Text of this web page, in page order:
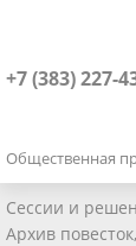
+7 (383) 227-
Общественная
Сессии и
Архив